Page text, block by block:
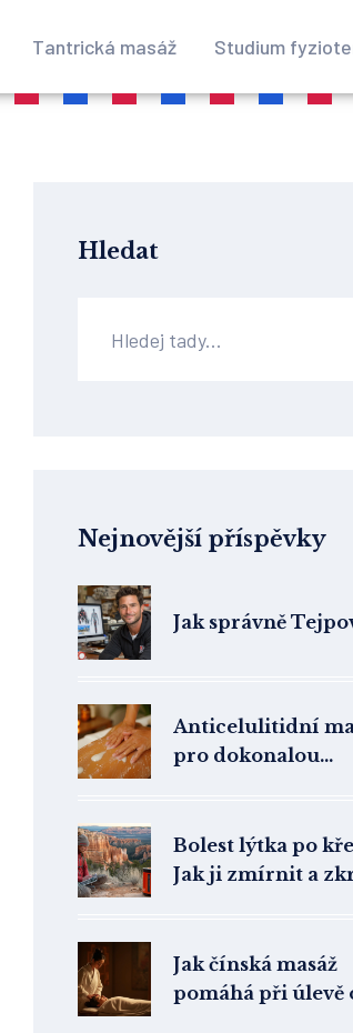
Tantrická masáž Studium
Hledat
Nejnovější příspěvky
Jak správně
Anticelulitidní
pro dokonalou
Bolest lýtka po
Jak ji zmírnit a
Jak čínská masáž
pomáhá při úlevě